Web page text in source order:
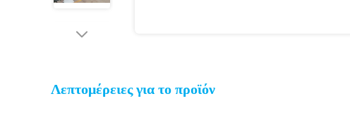
Λεπτομέρειες για το προϊόν